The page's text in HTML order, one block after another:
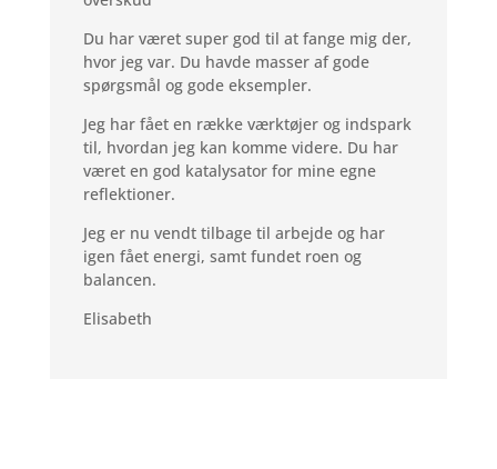
Du har været super god til at fange mig der,
hvor jeg var. Du havde masser af gode
spørgsmål og gode eksempler.
Jeg har fået en række værktøjer og indspark
til, hvordan jeg kan komme videre. Du har
været en god katalysator for mine egne
reflektioner.
Jeg er nu vendt tilbage til arbejde og har
igen fået energi, samt fundet roen og
balancen.
Elisabeth